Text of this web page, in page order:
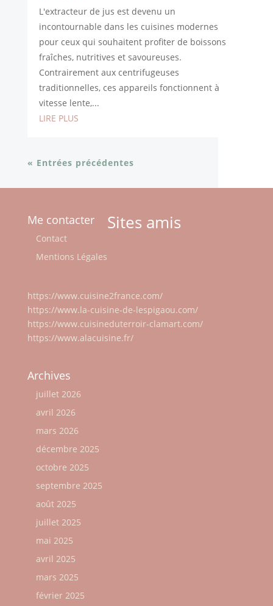
L'extracteur de jus est devenu un
incontournable dans les cuisines modernes
pour ceux qui souhaitent profiter de boissons
fraîches, nutritives et savoureuses.
Contrairement aux centrifugeuses
traditionnelles, ces appareils fonctionnent à
vitesse lente,...
LIRE PLUS
« Entrées précédentes
Me contacter
Contact
Mentions Légales
Sites amis
https://www.cuisine2france.com/
https://www.la-cuisine-de-lespigaou.com/
https://www.cuisineduterroir-clamart.com/
https://www.alacuisine.fr/
Archives
juillet 2026
avril 2026
mars 2026
décembre 2025
octobre 2025
septembre 2025
août 2025
juillet 2025
mai 2025
avril 2025
mars 2025
février 2025